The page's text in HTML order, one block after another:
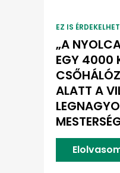
EZ IS
„A
EGY 4000
ALATT A